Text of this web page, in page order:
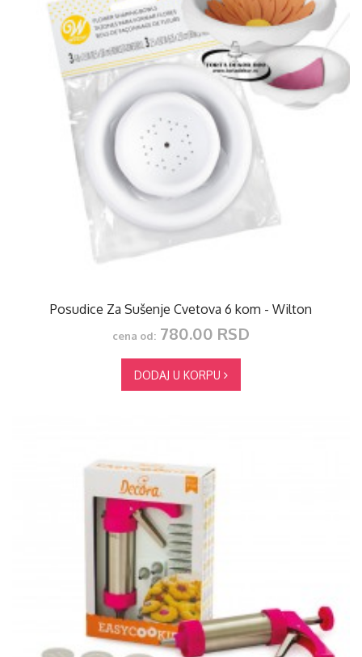
Posudice Za Sušenje Cvetova 6 kom - Wilton
cena od: 780.00 RSD
DODAJ U KORPU